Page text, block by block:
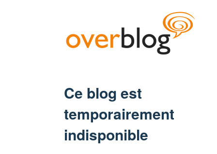
Ce blog est
temporairement
indisponible